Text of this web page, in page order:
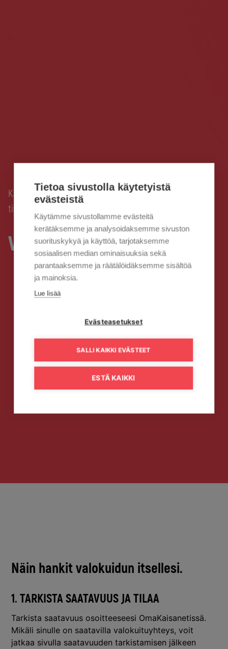
Kaisanet ›Valokuitu ›Tilaa valokuitu › Valokuidun
tilaaminen
Valokuidun tilaaminen
Näin hankit valokuidun itsellesi.
1. TARKISTA SAATAVUUS JA TILAA
Tarkista saatavuus osoitteeseesi OmaKaisanetissä.
Mikäli sinulle on saatavilla valokuituyhteys, voit
jatkaa sivulla saatavuuden tarkistamisen jälkeen
Tietoa sivustolla käytetyistä
evästeistä
Käytämme sivustollamme evästeitä
kerätäksemme ja analysoidaksemme sivuston
suorituskykyä ja käyttöä, tarjotaksemme
sosiaalisen median ominaisuuksia sekä
parantaaksemme ja räätälöidäksemme sisältöä
ja mainoksia.
Lue lisää
Evästeasetukset
SALLI KAIKKI EVÄSTEET
ESTÄ KAIKKI